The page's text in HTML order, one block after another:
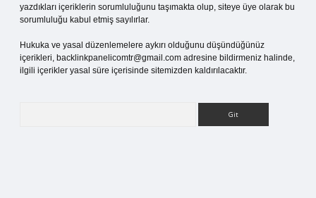
yazdıkları içeriklerin sorumluluğunu taşımakta olup, siteye üye olarak bu
sorumluluğu kabul etmiş sayılırlar.
Hukuka ve yasal düzenlemelere aykırı olduğunu düşündüğünüz
içerikleri, backlinkpanelicomtr@gmail.com adresine bildirmeniz halinde,
ilgili içerikler yasal süre içerisinde sitemizden kaldırılacaktır.